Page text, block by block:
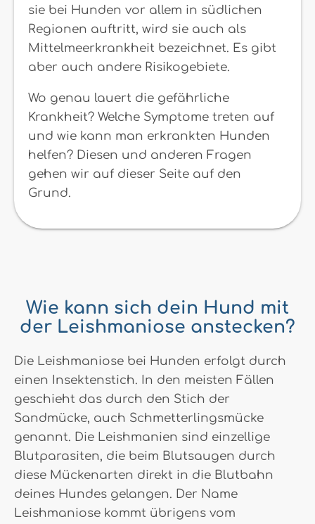
sie bei Hunden vor allem in südlichen
Regionen auftritt, wird sie auch als
Mittelmeerkrankheit bezeichnet. Es gibt
aber auch andere Risikogebiete.
Wo genau lauert die gefährliche
Krankheit? Welche Symptome treten auf
und wie kann man erkrankten Hunden
helfen? Diesen und anderen Fragen
gehen wir auf dieser Seite auf den
Grund.
Wie kann sich dein Hund mit
der Leishmaniose anstecken?
Die Leishmaniose bei Hunden erfolgt durch
einen Insektenstich. In den meisten Fällen
geschieht das durch den Stich der
Sandmücke, auch Schmetterlingsmücke
genannt. Die Leishmanien sind einzellige
Blutparasiten, die beim Blutsaugen durch
diese Mückenarten direkt in die Blutbahn
deines Hundes gelangen. Der Name
Leishmaniose kommt übrigens vom